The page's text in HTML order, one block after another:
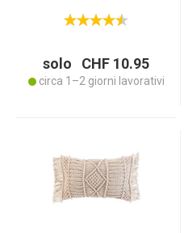
solo CHF 10.95
circa 1–2 giorni lavorativi